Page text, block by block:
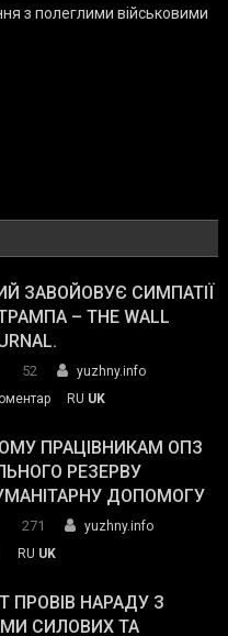
з полеглими військовими
ЗАВОЙОВУЄ СИМПАТІЇ
– THE WALL
52
yuzhny.info
on
завойовує
симпатії
виборців
The
Street
Journal.
RU UK
ПРАЦІВНИКАМ ОПЗ
РЕЗЕРВУ
ДОПОМОГУ
271
yuzhny.info
Південному
працівникам
RU UK
ПРОВІВ НАРАДУ З
СИЛОВИХ ТА